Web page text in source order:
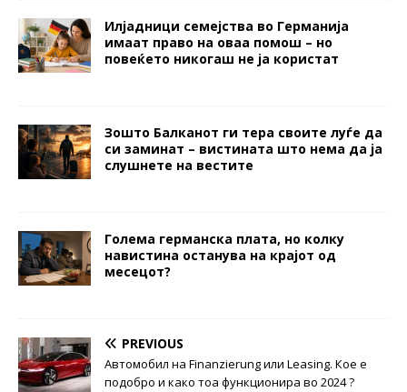
Илјадници семејства во Германија
имаат право на оваа помош – но
повеќето никогаш не ја користат
Зошто Балканот ги тера своите луѓе да
си заминат – вистината што нема да ја
слушнете на вестите
Голема германска плата, но колку
навистина останува на крајот од
месецот?
PREVIOUS
Автомобил на Finanzierung или Leasing. Кое е
подобро и како тоа функционира во 2024 ?